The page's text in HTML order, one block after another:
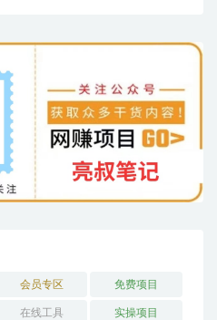
会员专区 免费项目
在线工具 实操项目